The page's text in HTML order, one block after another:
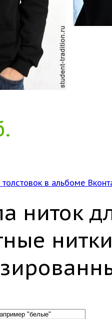
в альбоме
ниток